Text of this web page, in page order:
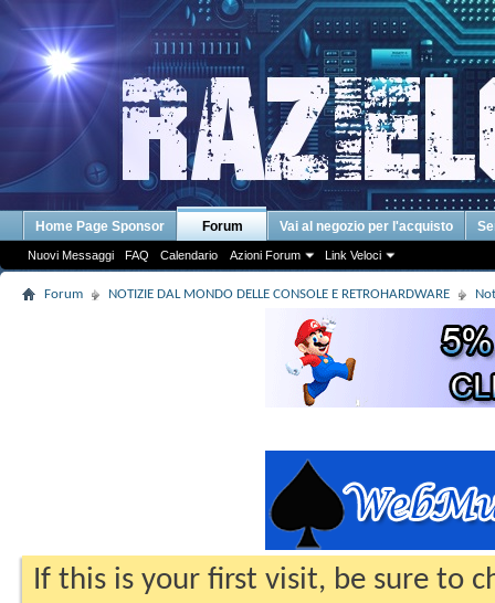
Home Page Sponsor Forum
Nuovi Messaggi FAQ Calendario Azioni Forum Link Veloci
Vai al negozio per l'acquisto
Forum NOTIZIE DAL MONDO DELLE CONSOLE E RETROHARDWARE
If this is your first visit, be sure to